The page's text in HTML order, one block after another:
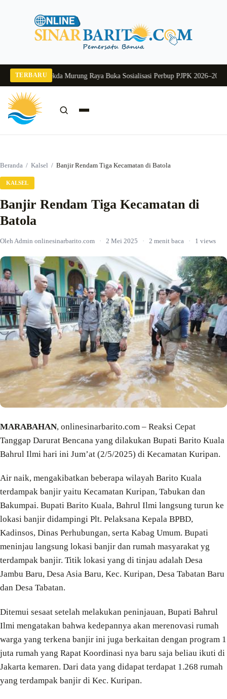
TERBARU
2026Pj Sekda Murung Raya Buka Sosialisasi Perbup PJPK 2026–2030
Beranda / Kalsel / Banjir Rendam Tiga Kecamatan di Batola
KALSEL
Banjir Rendam Tiga Kecamatan di
Batola
Oleh Admin onlinesinarbarito.com · 2 Mei 2025 · 2 menit baca · 1 views
MARABAHAN, onlinesinarbarito.com – Reaksi Cepat
Tanggap Darurat Bencana yang dilakukan Bupati Barito Kuala
Bahrul Ilmi hari ini Jum’at (2/5/2025) di Kecamatan Kuripan.
Air naik, mengakibatkan beberapa wilayah Barito Kuala
terdampak banjir yaitu Kecamatan Kuripan, Tabukan dan
Bakumpai. Bupati Barito Kuala, Bahrul Ilmi langsung turun ke
lokasi banjir didampingi Plt. Pelaksana Kepala BPBD,
Kadinsos, Dinas Perhubungan, serta Kabag Umum. Bupati
meninjau langsung lokasi banjir dan rumah masyarakat yg
terdampak banjir. Titik lokasi yang di tinjau adalah Desa
Jambu Baru, Desa Asia Baru, Kec. Kuripan, Desa Tabatan Baru
dan Desa Tabatan.
Ditemui sesaat setelah melakukan peninjauan, Bupati Bahrul
Ilmi mengatakan bahwa kedepannya akan merenovasi rumah
warga yang terkena banjir ini juga berkaitan dengan program 1
juta rumah yang Rapat Koordinasi nya baru saja beliau ikuti di
Jakarta kemaren. Dari data yang didapat terdapat 1.268 rumah
yang terdampak banjir di Kec. Kuripan.